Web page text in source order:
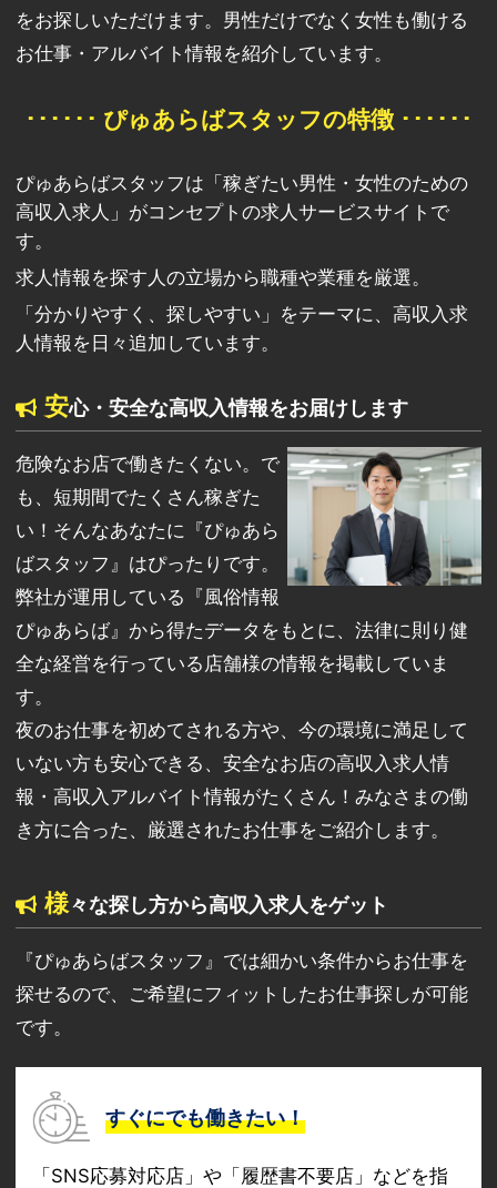
をお探しいただけます。男性だけでなく女性も働ける
お仕事・アルバイト情報を紹介しています。
･･････ ぴゅあらばスタッフの特徴 ･･････
ぴゅあらばスタッフは「稼ぎたい男性・女性のための
高収入求人」がコンセプトの求人サービスサイトで
す。
求人情報を探す人の立場から職種や業種を厳選。
「分かりやすく、探しやすい」をテーマに、高収入求
人情報を日々追加しています。
安心・安全な高収入情報をお届けします
危険なお店で働きたくない。で
も、短期間でたくさん稼ぎた
い！そんなあなたに『ぴゅあら
ばスタッフ』はぴったりです。
弊社が運用している『風俗情報
ぴゅあらば』から得たデータをもとに、法律に則り健
全な経営を行っている店舗様の情報を掲載していま
す。
夜のお仕事を初めてされる方や、今の環境に満足して
いない方も安心できる、安全なお店の高収入求人情
報・高収入アルバイト情報がたくさん！みなさまの働
き方に合った、厳選されたお仕事をご紹介します。
様々な探し方から高収入求人をゲット
『ぴゅあらばスタッフ』では細かい条件からお仕事を
探せるので、ご希望にフィットしたお仕事探しが可能
です。
すぐにでも働きたい！
「SNS応募対応店」や「履歴書不要店」などを指